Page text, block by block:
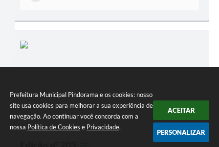
Prefeitura Municipal Pindorama e os cookies: nosso
site usa cookies para melhorar a sua experiência de
navegação. Ao continuar você concorda com a
nossa Política de Cookies e Privacidade.
ACEITAR
PERSONALIZAR